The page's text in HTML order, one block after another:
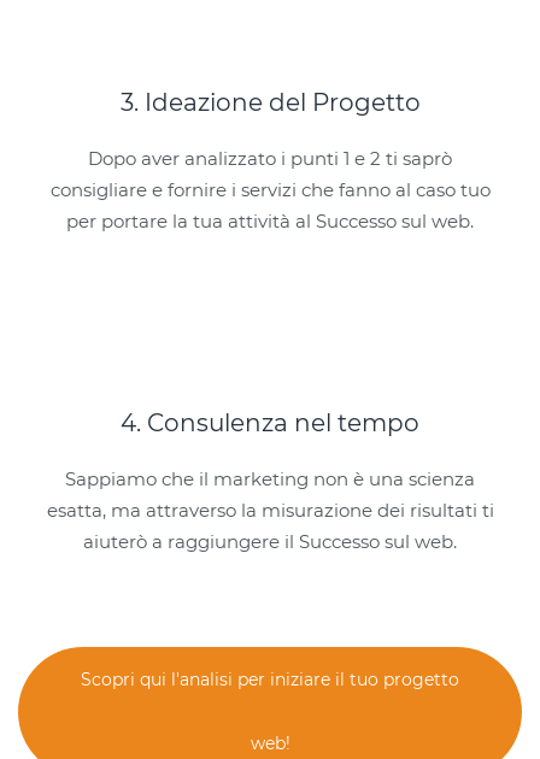
3. Ideazione del Progetto
Dopo aver analizzato i punti 1 e 2 ti saprò
consigliare e fornire i servizi che fanno al caso tuo
per portare la tua attività al Successo sul web.
4. Consulenza nel tempo
Sappiamo che il marketing non è una scienza
esatta, ma attraverso la misurazione dei risultati ti
aiuterò a raggiungere il Successo sul web.
Scopri qui l'analisi per iniziare il tuo progetto
web!